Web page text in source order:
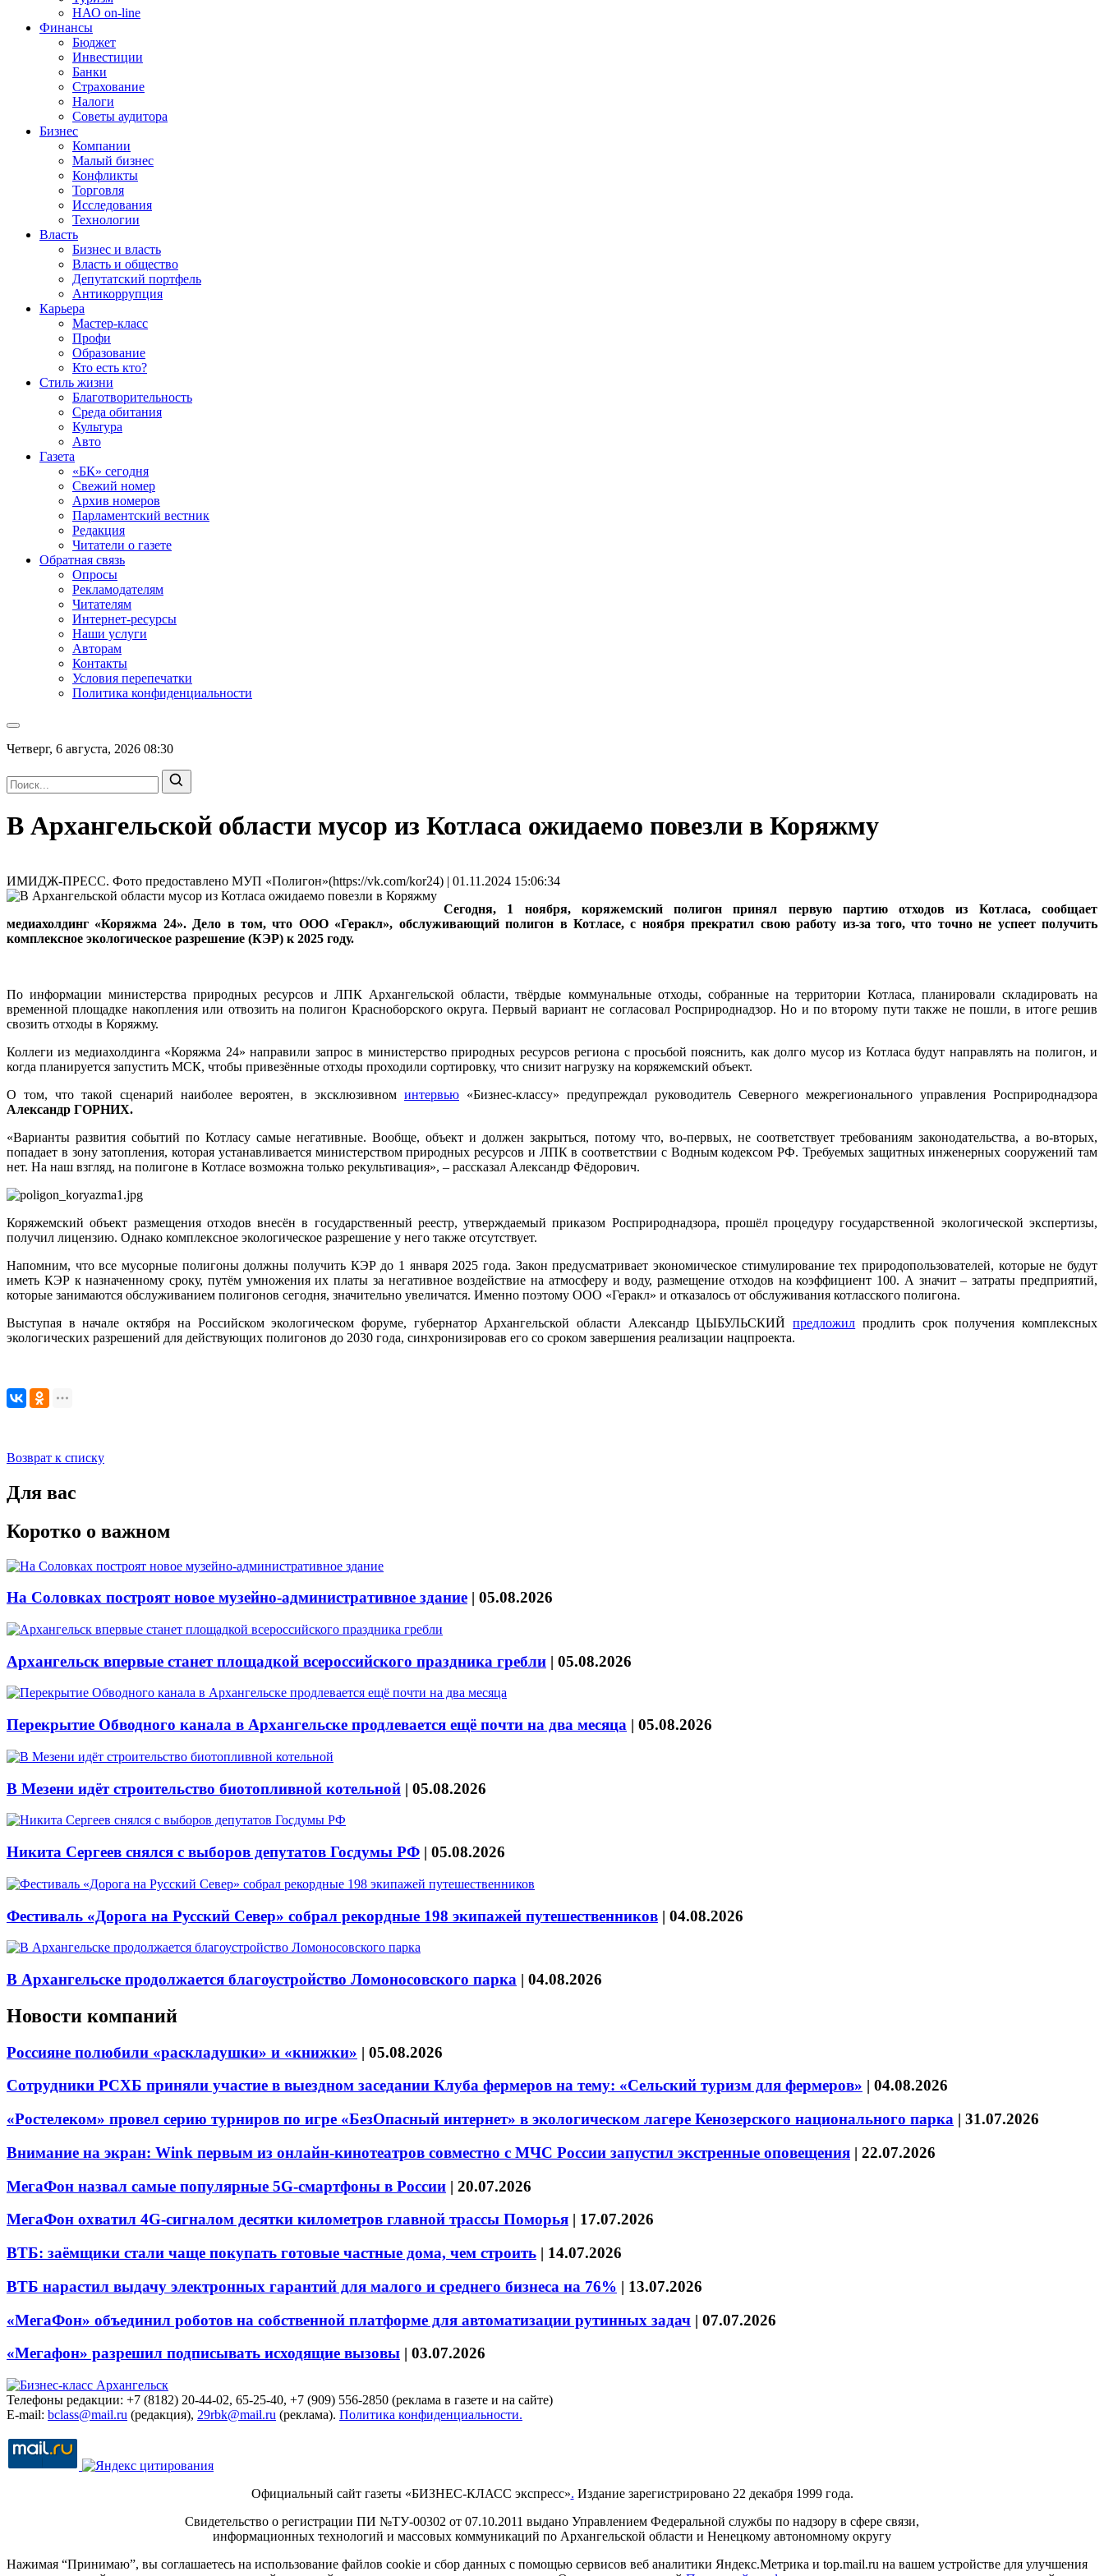
НАО on-line
Финансы
Бюджет
Инвестиции
Банки
Страхование
Налоги
Советы аудитора
Бизнес
Компании
Малый бизнес
Конфликты
Торговля
Исследования
Технологии
Власть
Бизнес и власть
Власть и общество
Депутатский портфель
Антикоррупция
Карьера
Мастер-класс
Профи
Образование
Кто есть кто?
Стиль жизни
Благотворительность
Среда обитания
Культура
Авто
Газета
«БК» сегодня
Свежий номер
Архив номеров
Парламентский вестник
Редакция
Читатели о газете
Обратная связь
Опросы
Рекламодателям
Читателям
Интернет-ресурсы
Наши услуги
Авторам
Контакты
Условия перепечатки
Политика конфиденциальности
Четверг, 6 августа, 2026 08:30
В Архангельской области мусор из Котласа ожидаемо повезли в Коряжму
ИМИДЖ-ПРЕСС. Фото предоставлено МУП «Полигон»(https://vk.com/kor24) | 01.11.2024 15:06:34
Сегодня, 1 ноября, коряжемский полигон принял первую партию отходов из Котласа, сообщает
медиахолдинг «Коряжма 24». Дело в том, что ООО «Геракл», обслуживающий полигон в Котласе, с ноября прекратил свою работу из-за того, что точно не успеет получить
комплексное экологическое разрешение (КЭР) к 2025 году.
По информации министерства природных ресурсов и ЛПК Архангельской области, твёрдые коммунальные отходы, собранные на территории Котласа, планировали складировать на
временной площадке накопления или отвозить на полигон Красноборского округа. Первый вариант не согласовал Росприроднадзор. Но и по второму пути также не пошли, в итоге решив
свозить отходы в Коряжму.
Коллеги из медиахолдинга «Коряжма 24» направили запрос в министерство природных ресурсов региона с просьбой пояснить, как долго мусор из Котласа будут направлять на полигон, и
когда планируется запустить МСК, чтобы привезённые отходы проходили сортировку, что снизит нагрузку на коряжемский объект.
О том, что такой сценарий наиболее вероятен, в эксклюзивном интервью «Бизнес-классу» предупреждал руководитель Северного межрегионального управления Росприроднадзора
Александр ГОРНИХ.
«Варианты развития событий по Котласу самые негативные. Вообще, объект и должен закрыться, потому что, во-первых, не соответствует требованиям законодательства, а во-вторых,
попадает в зону затопления, которая устанавливается министерством природных ресурсов и ЛПК в соответствии с Водным кодексом РФ. Требуемых защитных инженерных сооружений там
нет. На наш взгляд, на полигоне в Котласе возможна только рекультивация», – рассказал Александр Фёдорович.
Коряжемский объект размещения отходов внесён в государственный реестр, утверждаемый приказом Росприроднадзора, прошёл процедуру государственной экологической экспертизы,
получил лицензию. Однако комплексное экологическое разрешение у него также отсутствует.
Напомним, что все мусорные полигоны должны получить КЭР до 1 января 2025 года. Закон предусматривает экономическое стимулирование тех природопользователей, которые не будут
иметь КЭР к назначенному сроку, путём умножения их платы за негативное воздействие на атмосферу и воду, размещение отходов на коэффициент 100. А значит – затраты предприятий,
которые занимаются обслуживанием полигонов сегодня, значительно увеличатся. Именно поэтому ООО «Геракл» и отказалось от обслуживания котласского полигона.
Выступая в начале октября на Российском экологическом форуме, губернатор Архангельской области Александр ЦЫБУЛЬСКИЙпредложил продлить срок получения комплексных
экологических разрешений для действующих полигонов до 2030 года, синхронизировав его со сроком завершения реализации нацпроекта.
Возврат к списку
Для вас
Коротко о важном
На Соловках построят новое музейно-административное здание | 05.08.2026
Архангельск впервые станет площадкой всероссийского праздника гребли | 05.08.2026
Перекрытие Обводного канала в Архангельске продлевается ещё почти на два месяца | 05.08.2026
В Мезени идёт строительство биотопливной котельной | 05.08.2026
Никита Сергеев снялся с выборов депутатов Госдумы РФ | 05.08.2026
Фестиваль «Дорога на Русский Север» собрал рекордные 198 экипажей путешественников | 04.08.2026
В Архангельске продолжается благоустройство Ломоносовского парка | 04.08.2026
Новости компаний
Россияне полюбили «раскладушки» и «книжки» | 05.08.2026
Сотрудники РСХБ приняли участие в выездном заседании Клуба фермеров на тему: «Сельский туризм для фермеров» | 04.08.2026
«Ростелеком» провел серию турниров по игре «БезОпасный интернет» в экологическом лагере Кенозерского национального парка | 31.07.2026
Внимание на экран: Wink первым из онлайн-кинотеатров совместно с МЧС России запустил экстренные оповещения | 22.07.2026
МегаФон назвал самые популярные 5G-смартфоны в России | 20.07.2026
МегаФон охватил 4G-сигналом десятки километров главной трассы Поморья | 17.07.2026
ВТБ: заёмщики стали чаще покупать готовые частные дома, чем строить | 14.07.2026
ВТБ нарастил выдачу электронных гарантий для малого и среднего бизнеса на 76% | 13.07.2026
«МегаФон» объединил роботов на собственной платформе для автоматизации рутинных задач | 07.07.2026
«Мегафон» разрешил подписывать исходящие вызовы | 03.07.2026
Телефоны редакции: +7 (8182) 20-44-02, 65-25-40, +7 (909) 556-2850 (реклама в газете и на сайте)
E-mail: bclass@mail.ru (редакция), 29rbk@mail.ru (реклама). Политика конфиденциальности.
Официальный сайт газеты «БИЗНЕС-КЛАСС экспресс». Издание зарегистрировано 22 декабря 1999 года.
Свидетельство о регистрации ПИ №ТУ-00302 от 07.10.2011 выдано Управлением Федеральной службы по надзору в сфере связи,
информационных технологий и массовых коммуникаций по Архангельской области и Ненецкому автономному округу
Нажимая “Принимаю”, вы соглашаетесь на использование файлов cookie и сбор данных с помощью сервисов веб аналитики Яндекс.Метрика и top.mail.ru на вашем устройстве для улучшения